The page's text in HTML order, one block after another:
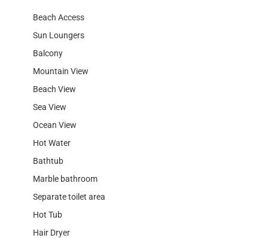
Beach Access
Sun Loungers
Balcony
Mountain View
Beach View
Sea View
Ocean View
Hot Water
Bathtub
Marble bathroom
Separate toilet area
Hot Tub
Hair Dryer